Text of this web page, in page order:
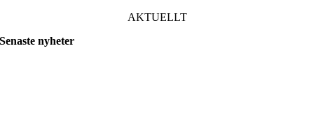
AKTUELLT
Senaste nyheter